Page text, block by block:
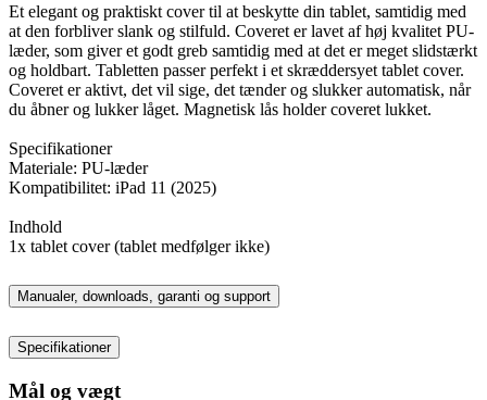
Et elegant og praktiskt cover til at beskytte din tablet, samtidig med
at den forbliver slank og stilfuld. Coveret er lavet af høj kvalitet PU-
læder, som giver et godt greb samtidig med at det er meget slidstærkt
og holdbart. Tabletten passer perfekt i et skræddersyet tablet cover.
Coveret er aktivt, det vil sige, det tænder og slukker automatisk, når
du åbner og lukker låget. Magnetisk lås holder coveret lukket.
Specifikationer
Materiale: PU-læder
Kompatibilitet: iPad 11 (2025)
Indhold
1x tablet cover (tablet medfølger ikke)
Manualer, downloads, garanti og support
Specifikationer
Mål og vægt